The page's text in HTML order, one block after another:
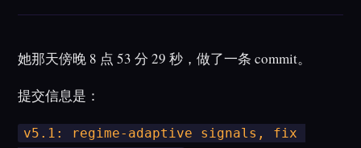
她那天傍晚 8 点 53 分 29 秒，做了一条 commit。
提交信息是：
v5.1: regime-adaptive signals, fix